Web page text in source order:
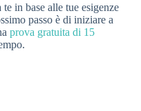
in base alle tue esigenze
passo è di iniziare a
prova gratuita di 15